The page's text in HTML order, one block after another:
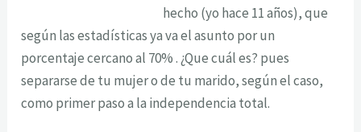
hecho (yo hace 11 años), que
según las estadísticas ya va el asunto por un
porcentaje cercano al 70% . ¿Que cuál es? pues
separarse de tu mujer o de tu marido, según el caso,
como primer paso a la independencia total.